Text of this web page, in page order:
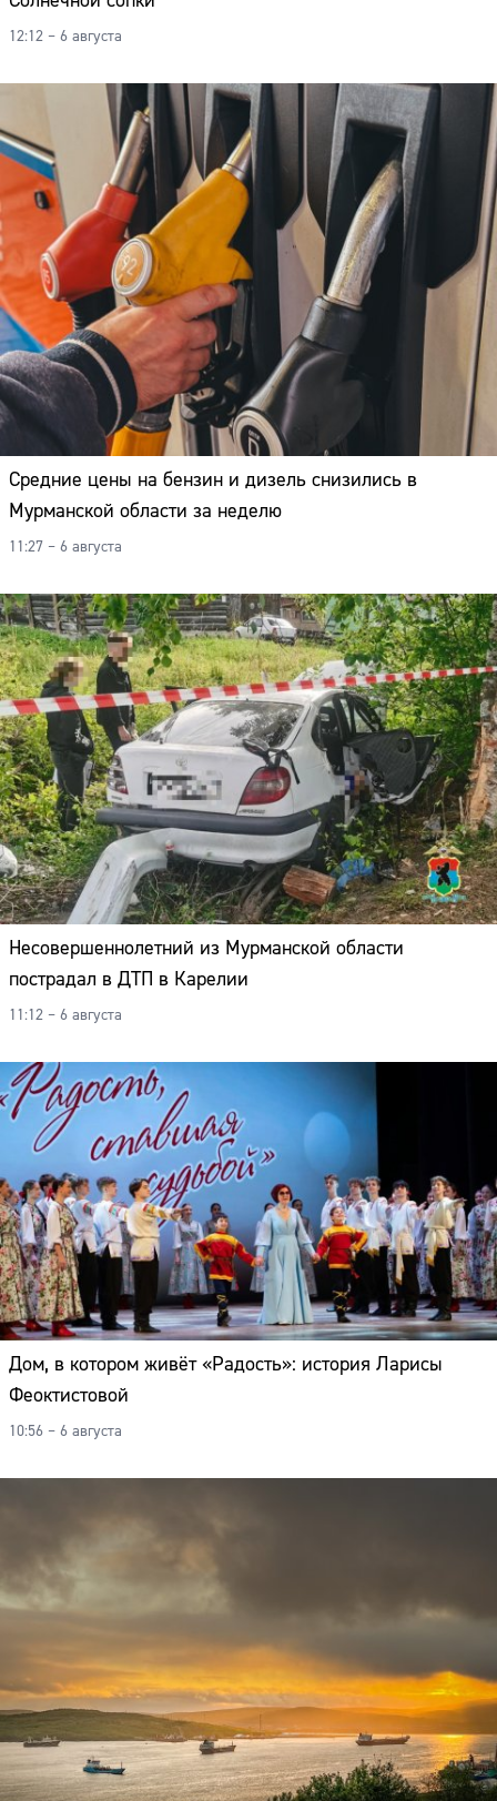
12:12 – 6 августа
Средние цены на бензин и дизель снизились в
Мурманской области за неделю
11:27 – 6 августа
Несовершеннолетний из Мурманской области
пострадал в ДТП в Карелии
11:12 – 6 августа
Дом, в котором живёт «Радость»: история Ларисы
Феоктистовой
10:56 – 6 августа